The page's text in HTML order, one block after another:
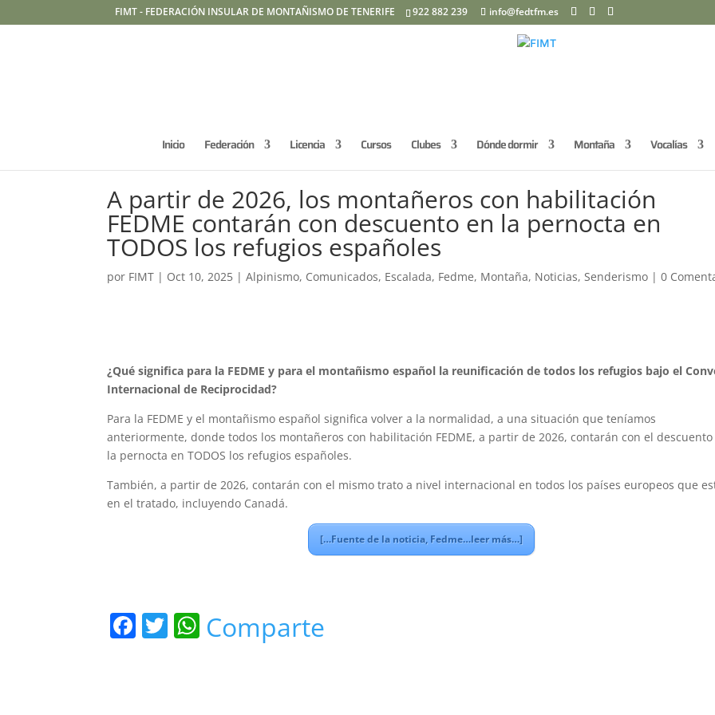
FIMT - FEDERACIÓN INSULAR DE MONTAÑISMO DE TENERIFE 922 882 239 info@fedtfm.es
Inicio Federación Licencia Cursos Clubes Dónde dormir Montaña Vocalías
A partir de 2026, los montañeros con habilitación
FEDME contarán con descuento en la pernocta en
TODOS los refugios españoles
por FIMT | Oct 10, 2025 |Alpinismo, Comunicados, Escalada, Fedme, Montaña, Noticias,Senderismo |0
¿Qué significa para la FEDME y para el montañismo español la reunificación de todos los refugios bajo el
Internacional de Reciprocidad?
Para la FEDME y el montañismo español significa volver a la normalidad, a una situación que teníamos
anteriormente, donde todos los montañeros con habilitación FEDME, a partir de 2026, contarán con el descuento
la pernocta en TODOS los refugios españoles.
También, a partir de 2026, contarán con el mismo trato a nivel internacional en todos los países europeos que
en el tratado, incluyendo Canadá.
[…Fuente de la noticia, Fedme…leer más…]
F T W
Comparte